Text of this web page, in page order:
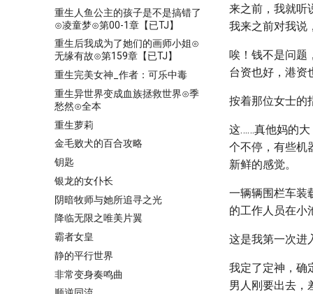
重生人鱼公主的孩子是不是搞错了
⊙凌童梦⊙第00-1章【已TJ】
重生后我成为了她们的画师小姐⊙
无缘有故⊙第159章【已TJ】
重生完美女神_作者：可乐中毒
重生异世界变成血族拯救世界⊙季
愁然⊙全本
重生萝莉
金毛败犬的百合攻略
钥匙
银龙的女仆长
阴暗牧师与她所追寻之光
降临无限之唯美片翼
霸者女皇
静的平行世界
非常变身奏鸣曲
来之前，我就听
我来之前对我说
唉！钱不是问题
台资也好，港资
按着那位女士的
这……真他妈的大
个不停，有些机
新鲜的感觉。
一辆辆围栏车装
的工作人员在小
这是我第一次进
我定了定神，确
男人刚要出去，